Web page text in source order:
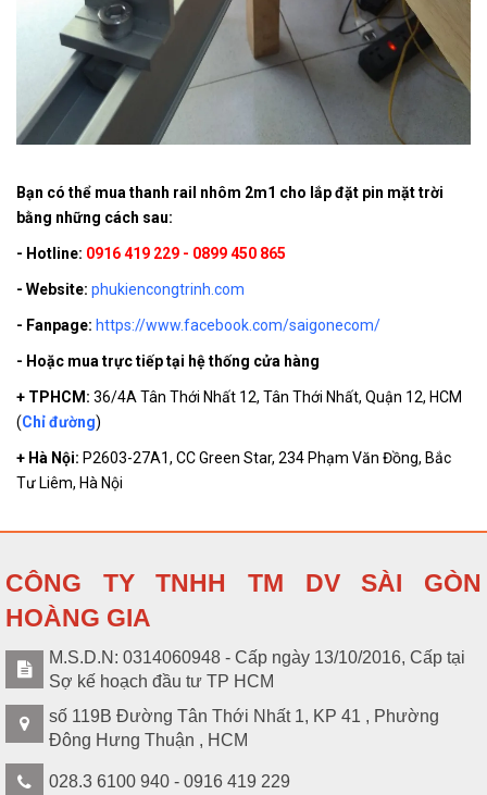
Bạn có thể mua thanh rail nhôm 2m1 cho lắp đặt pin mặt trời
bằng những cách sau:
- Hotline: 0916 419 229 - 0899 450 865
- Website: phukiencongtrinh.com
- Fanpage: https://www.facebook.com/saigonecom/
- Hoặc mua trực tiếp tại hệ thống cửa hàng
+ TPHCM: 36/4A Tân Thới Nhất 12, Tân Thới Nhất, Quận 12, HCM
(Chỉ đường)
+ Hà Nội: P2603-27A1, CC Green Star, 234 Phạm Văn Đồng, Bắc
Tư Liêm, Hà Nội
CÔNG TY TNHH TM DV SÀI GÒN
HOÀNG GIA
M.S.D.N: 0314060948 - Cấp ngày 13/10/2016, Cấp tại
Sợ kế hoạch đầu tư TP HCM
số 119B Đường Tân Thới Nhất 1, KP 41 , Phường
Đông Hưng Thuận , HCM
028.3 6100 940 - 0916 419 229